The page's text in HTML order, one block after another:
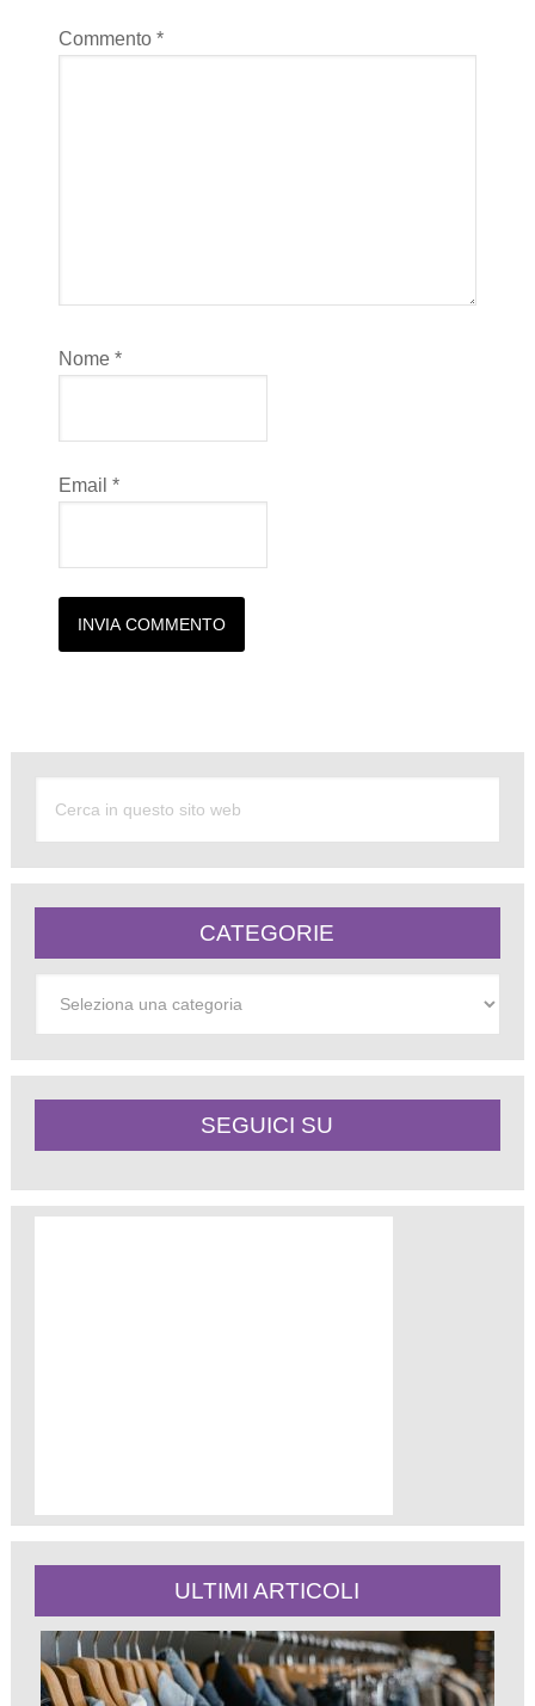
Commento *
Nome *
Email *
CATEGORIE
SEGUICI SU
ULTIMI ARTICOLI